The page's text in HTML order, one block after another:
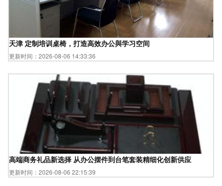
天津 定制培训桌椅，打造高效办公與学习空间
更新时间：2026-08-06 14:33:36
高端商务礼品新选择 从办公摆件到台笔套装精细化创新供应
更新时间：2026-08-06 22:15:39